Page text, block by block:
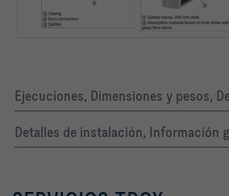
Ejecuciones, Dimensiones y pesos,
Detalles de instalación, Información